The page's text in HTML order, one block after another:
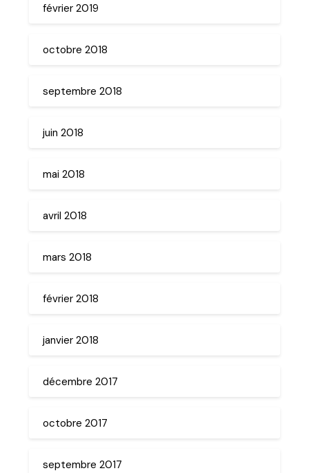
février 2019
octobre 2018
septembre 2018
juin 2018
mai 2018
avril 2018
mars 2018
février 2018
janvier 2018
décembre 2017
octobre 2017
septembre 2017